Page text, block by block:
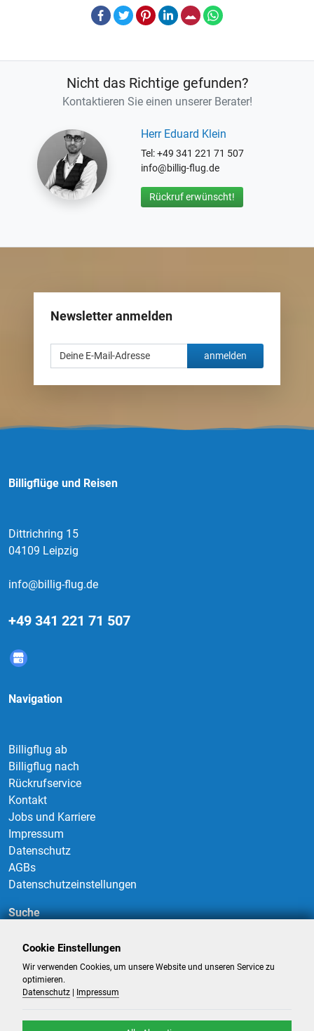
Facebook
TwitterPinterestLinkedInE-Mail
Nicht das Richtige gefunden?
Kontaktieren Sie einen unserer Berater!
Herr Eduard Klein
Tel: +49 341 221 71 507
info@billig-flug.de
Rückruf erwünscht!
Newsletter anmelden
anmelden
Billigflüge und Reisen
Dittrichring 15
04109 Leipzig
info@billig-flug.de
+49 341 221 71 507
Navigation
Billigflug ab
Billigflug nach
Rückrufservice
Kontakt
Jobs und Karriere
Impressum
Datenschutz
AGBs
Datenschutzeinstellungen
Suche
Suchen
Cookie Einstellungen
Wir verwenden Cookies, um unsere Website und unseren Service zu
optimieren.
Datenschutz
Impressum